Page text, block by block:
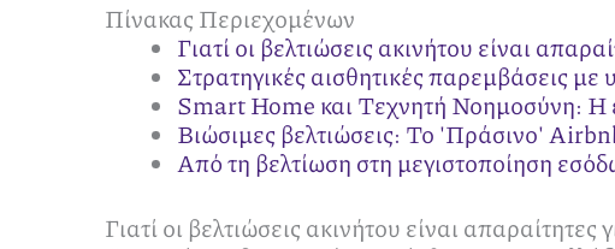
Πίνακας Περιεχομένων
Γιατί οι βελτιώσεις ακινήτου είναι
Στρατηγικές αισθητικές παρεμβάσεις
Smart Home και Τεχνητή Νοημοσύνη:
Βιώσιμες βελτιώσεις: Το 'Πράσινο'
Από τη βελτίωση στη μεγιστοποίηση
Γιατί οι βελτιώσεις ακινήτου είναι